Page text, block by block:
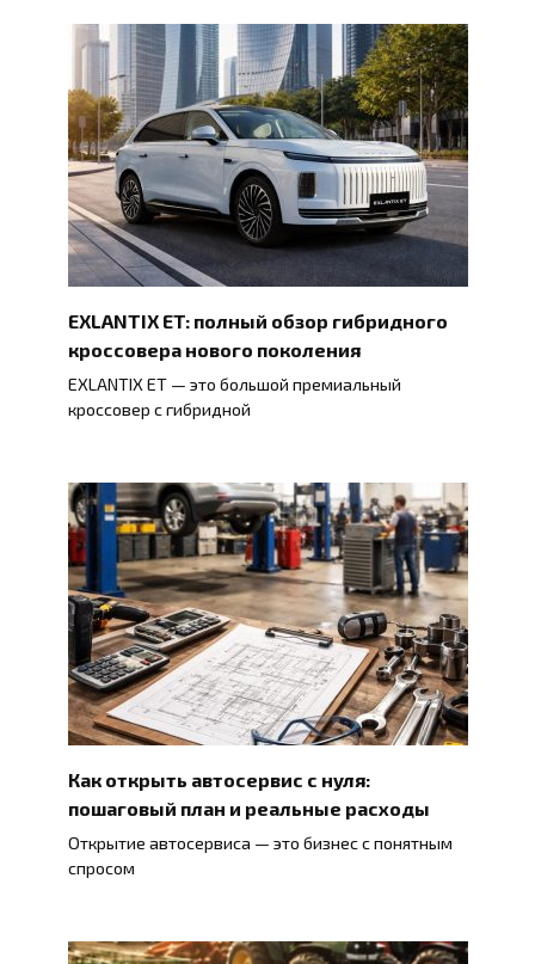
EXLANTIX ET: полный обзор гибридного
кроссовера нового поколения
EXLANTIX ET — это большой премиальный
кроссовер с гибридной
Как открыть автосервис с нуля:
пошаговый план и реальные расходы
Открытие автосервиса — это бизнес с понятным
спросом